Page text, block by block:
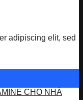
adipiscing elit, sed
CHO NHÀ